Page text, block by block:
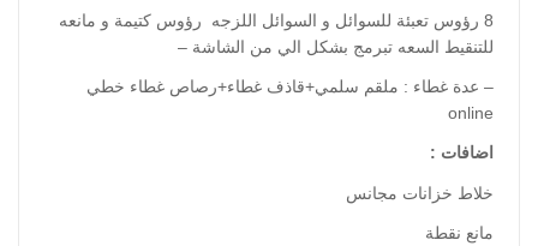
8 رؤوس تعبئة للسوائل و السوائل اللزجه رؤوس كتيمة و مانعه
للتنقيط السعه تبرمج بشكل الي من الشاشة –
– عدة غطاء : ملقم سلمي+قاذف غطاء+رصاص غطاء خطي
online
اضافات :
خلاط خزانات مجانس
مانع نقطة